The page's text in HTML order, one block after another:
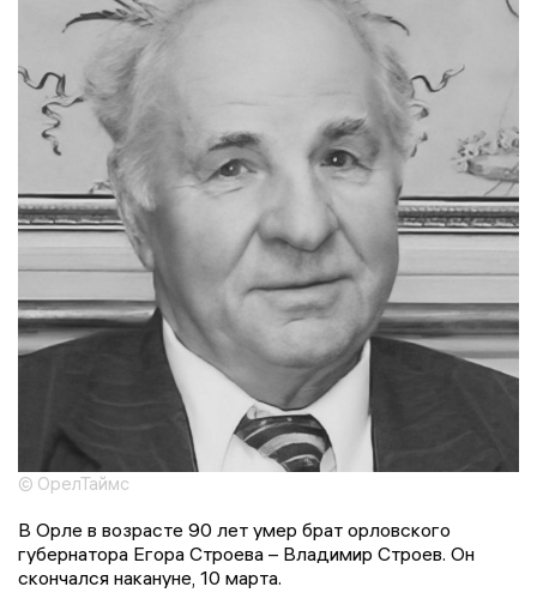
© ОрелТаймс
В Орле в возрасте 90 лет умер брат орловского
губернатора Егора Строева – Владимир Строев. Он
скончался накануне, 10 марта.